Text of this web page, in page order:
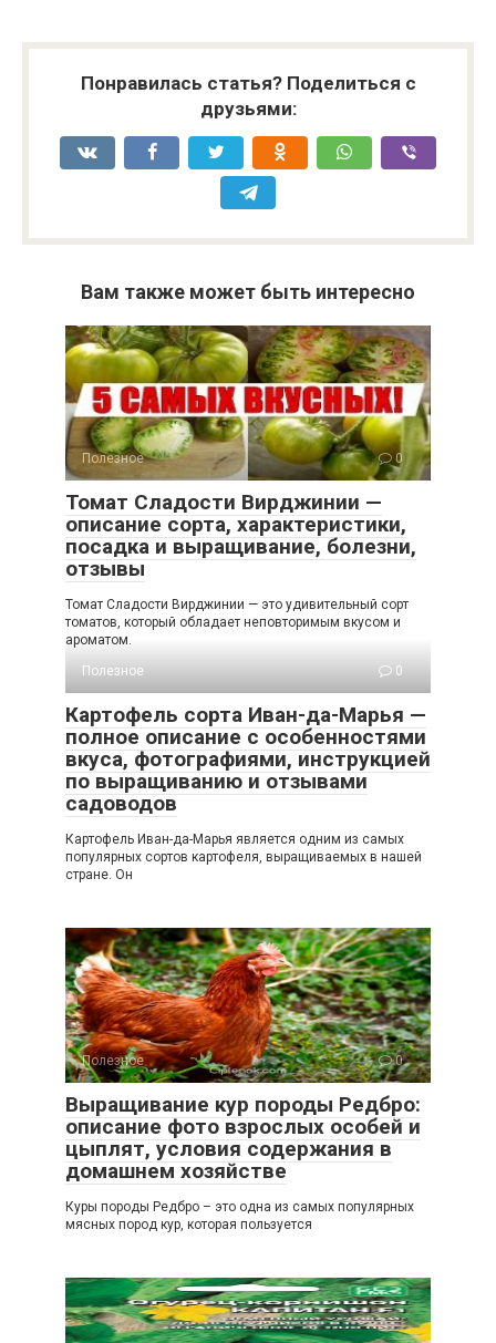
Понравилась статья? Поделиться с
друзьями:
Вам также может быть интересно
Полезное 0
Томат Сладости Вирджинии —
описание сорта, характеристики,
посадка и выращивание, болезни,
отзывы
Томат Сладости Вирджинии — это удивительный сорт
томатов, который обладает неповторимым вкусом и
ароматом.
Полезное
0
Картофель сорта Иван-да-Марья —
полное описание с особенностями
вкуса, фотографиями, инструкцией
по выращиванию и отзывами
садоводов
Картофель Иван-да-Марья является одним из самых
популярных сортов картофеля, выращиваемых в нашей
стране. Он
Полезное 0
Выращивание кур породы Редбро:
описание фото взрослых особей и
цыплят, условия содержания в
домашнем хозяйстве
Куры породы Редбро – это одна из самых популярных
мясных пород кур, которая пользуется